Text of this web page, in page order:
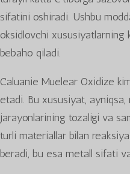
sifatini oshiradi. Ushbu
oksidlovchi xususiyatlarning
bebaho qiladi.
Caluanie Muelear Oxidize
etadi. Bu xususiyat,
jarayonlarining tozaligi va
turli materiallar bilan
beradi, bu esa metall sifati